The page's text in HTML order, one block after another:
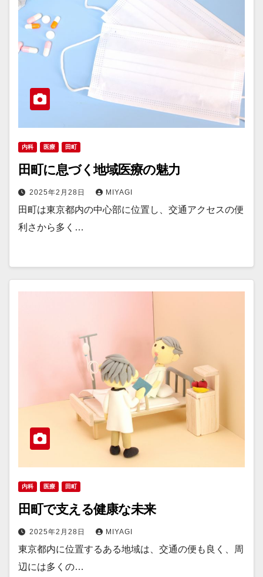
内科 医療 田町
田町に息づく地域医療の魅力
2025年2月28日 MIYAGI
田町は東京都内の中心部に位置し、交通アクセスの便
利さから多く…
内科 医療 田町
田町で支える健康な未来
2025年2月28日 MIYAGI
東京都内に位置するある地域は、交通の便も良く、周
辺には多くの…